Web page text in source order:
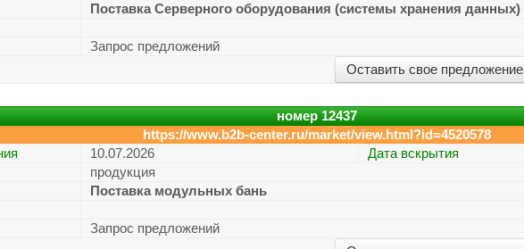
Поставка Серверного оборудования (системы хранения данных)
Запрос предложений
Оставить свое предложение
номер12437
https://www.b2b-center.ru/market/view.html?id=4520578
10.07.2026 Дата вскрытия
продукция
Поставка модульных бань
Запрос предложений